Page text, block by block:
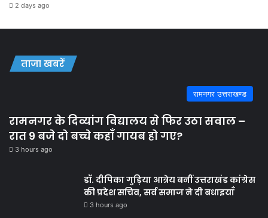
2 days ago
ताजा खबरें
रामनगर उत्तराखण्ड
रामनगर के दिव्यांग विद्यालय से फिर उठा सवाल –
रात 9 बजे दो बच्चे कहाँ गायब हो गए?
3 hours ago
डॉ. दीपिका गुड़िया आत्रेय बनीं उत्तराखंड कांग्रेस
की प्रदेश सचिव, सर्व समाज ने दी बधाइयाँ
3 hours ago